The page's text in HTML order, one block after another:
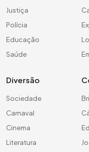
Justiça
Polícia
Educação
Saúde
Diversão
Sociedade
Carnaval
Cinema
Literatura